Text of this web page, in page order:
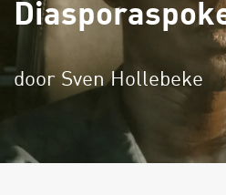
door Sven Hollebeke